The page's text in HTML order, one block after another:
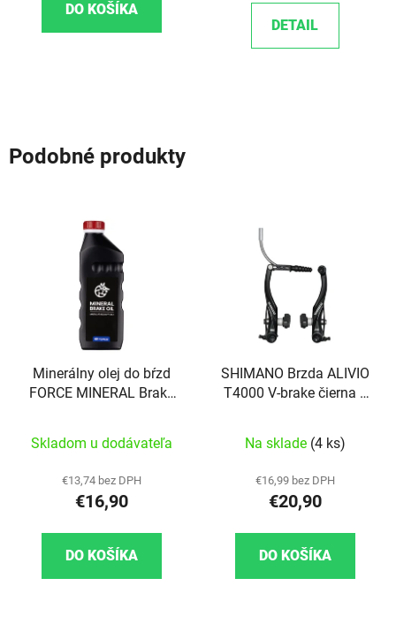
DO KOŠÍKA
DETAIL
Podobné produkty
Minerálny olej do bŕzd
FORCE MINERAL Brake
Skladom u dodávateľa
€13,74 bez DPH
€16,90
DO KOŠÍKA
SHIMANO Brzda ALIVIO
T4000 V-brake čierna s
Na sklade (4 ks)
€16,99 bez DPH
€20,90
DO KOŠÍKA